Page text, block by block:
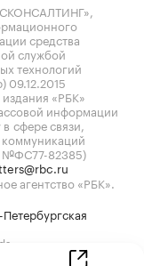
средства
службой
технологий
09.12.2015
«РБК»
информации
сфере связи,
№ФС77-82385)
агентство «РБК».